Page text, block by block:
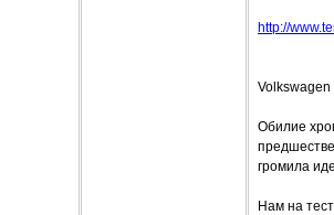
http://
Обилие
громила
Нам на